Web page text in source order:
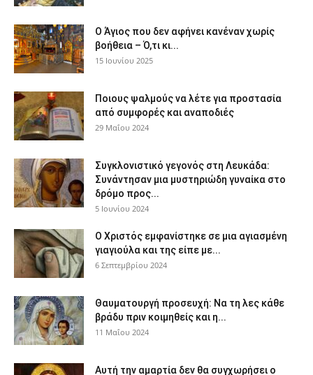
Ο Άγιος που δεν αφήνει κανέναν χωρίς
βοήθεια – Ό,τι κι...
15 Ιουνίου 2025
Ποιους ψαλμούς να λέτε για προστασία
από συμφορές και αναποδιές
29 Μαΐου 2024
Συγκλονιστικό γεγονός στη Λευκάδα:
Συνάντησαν μια μυστηριώδη γυναίκα στο
δρόμο προς...
5 Ιουνίου 2024
Ο Χριστός εμφανίστηκε σε μια αγιασμένη
γιαγιούλα και της είπε με...
6 Σεπτεμβρίου 2024
Θαυματουργή προσευχή: Να τη λες κάθε
βράδυ πριν κοιμηθείς και η...
11 Μαΐου 2024
Αυτή την αμαρτία δεν θα συγχωρήσει ο